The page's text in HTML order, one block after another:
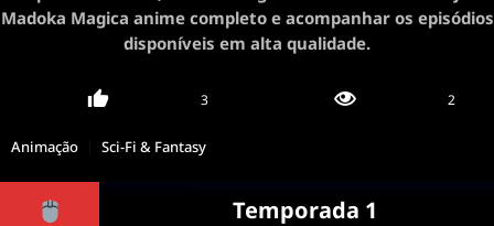
Madoka Magica anime completo e acompanhar os episódios
disponíveis em alta qualidade.
3 2
Animação Sci-Fi & Fantasy
Temporada 1